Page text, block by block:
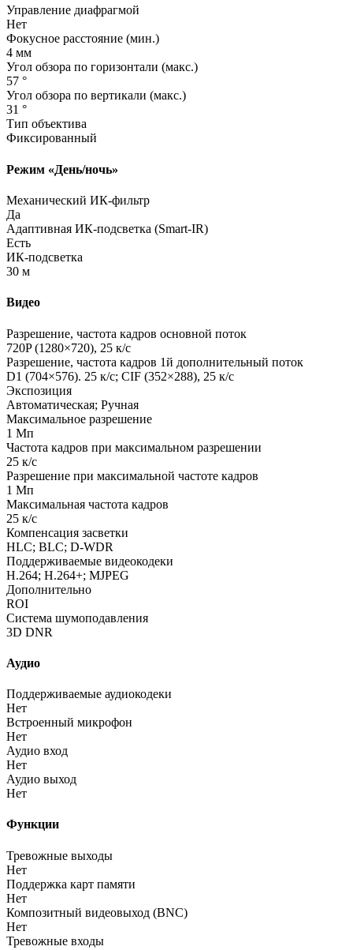
Управление диафрагмой
Нет
Фокусное расстояние (мин.)
4 мм
Угол обзора по горизонтали (макс.)
57 °
Угол обзора по вертикали (макс.)
31 °
Тип объектива
Фиксированный
Режим «День/ночь»
Механический ИК-фильтр
Да
Адаптивная ИК-подсветка (Smart-IR)
Есть
ИК-подсветка
30 м
Видео
Разрешение, частота кадров основной поток
720P (1280×720), 25 к/с
Разрешение, частота кадров 1й дополнительный поток
D1 (704×576). 25 к/с; CIF (352×288), 25 к/с
Экспозиция
Автоматическая; Ручная
Максимальное разрешение
1 Мп
Частота кадров при максимальном разрешении
25 к/с
Разрешение при максимальной частоте кадров
1 Мп
Максимальная частота кадров
25 к/с
Компенсация засветки
HLC; BLC; D-WDR
Поддерживаемые видеокодеки
H.264; H.264+; MJPEG
Дополнительно
ROI
Система шумоподавления
3D DNR
Аудио
Поддерживаемые аудиокодеки
Нет
Встроенный микрофон
Нет
Аудио вход
Нет
Аудио выход
Нет
Функции
Тревожные выходы
Нет
Поддержка карт памяти
Нет
Композитный видеовыход (BNC)
Нет
Тревожные входы